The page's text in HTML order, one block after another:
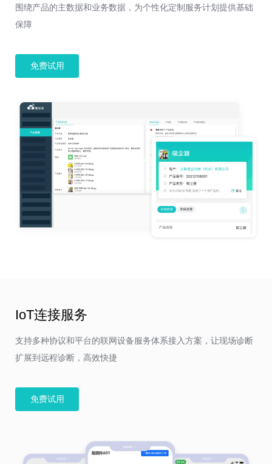
围绕产品的主数据和业务数据，为个性化定制服务计划提供基础
保障
免费试用
IoT连接服务
支持多种协议和平台的联网设备服务体系接入方案，让现场诊断
扩展到远程诊断，高效快捷
免费试用